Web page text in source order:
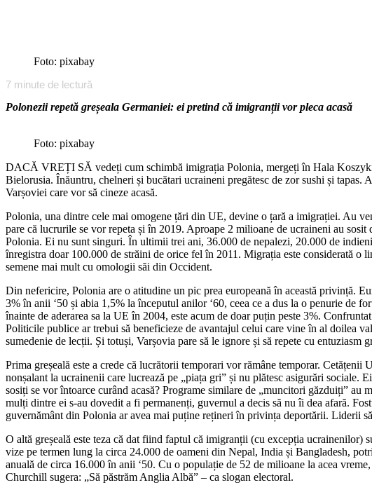
Foto: pixabay
7 minute de lectură
Polonezii repetă greșeala Germaniei: ei pretind că imigranții vor pleca acasă
Foto: pixabay
DACĂ VREȚI SĂ vedeți cum schimbă imigrația Polonia, mergeți în Hala
Bielorusia. Înăuntru, chelneri și bucătari ucraineni pregătesc de zor sushi și
Varșoviei care vor să cineze acasă.
Polonia, una dintre cele mai omogene țări din UE, devine o țară a imigrației. Au
pare că lucrurile se vor repeta și în 2019. Aproape 2 milioane de ucraineni au
Polonia. Ei nu sunt singuri. În ultimii trei ani, 36.000 de nepalezi, 20.000 de
înregistra doar 100.000 de străini de orice fel în 2011. Migrația este considerată
semene mai mult cu omologii săi din Occident.
Din nefericire, Polonia are o atitudine un pic prea europeană în această privință.
3% în anii ‘50 și abia 1,5% la începutul anilor ‘60, ceea ce a dus la o penurie de
înainte de aderarea sa la UE în 2004, este acum de doar puțin peste 3%.
Politicile publice ar trebui să beneficieze de avantajul celui care vine în al doilea
sumedenie de lecții. Și totuși, Varșovia pare să le ignore și să repete cu entuziasm
Prima greșeală este a crede că lucrătorii temporari vor rămâne temporar.
nonșalant la ucrainenii care lucrează pe „piața gri” și nu plătesc asigurări
sosiți se vor întoarce curând acasă? Programe similare de „muncitori găzduiți”
mulți dintre ei s-au dovedit a fi permanenți, guvernul a decis să nu îi dea afară.
guvernământ din Polonia ar avea mai puține rețineri în privința deportării. Liderii
O altă greșeală este teza că dat fiind faptul că imigranții (cu excepția
vize pe termen lung la circa 24.000 de oameni din Nepal, India și Bangladesh,
anuală de circa 16.000 în anii ‘50. Cu o populație de 52 de milioane la acea
Churchill sugera: „Să păstrăm Anglia Albă” – ca slogan electoral.